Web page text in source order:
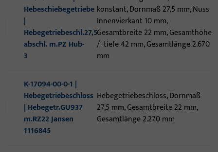
Hebeschiebegetriebe
|
Hebegetriebeschl.27,5
abschl. m.PZ Hub-
3
konstant, Dornmaß 27,5 mm, Nuss
Innenvierkant 10 mm,
Gesamtbreite 22 mm, Gesamthöhe
/ -tiefe 42 mm, Gesamtlänge 2.670
mm
K-17094-00-0-1 |
Hebegetriebeschloss
| Hebegetr.GU937
m.RZ22 Jansen
1116845
Hebegetriebeschloss, Dornmaß
27,5 mm, Gesamtbreite 22 mm,
Gesamtlänge 2.270 mm